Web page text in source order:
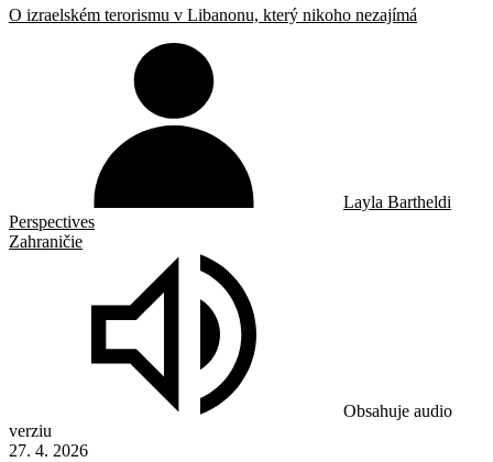
O izraelském terorismu v Libanonu, který nikoho nezajímá
Layla Bartheldi
Perspectives
Zahraničie
Obsahuje audio
verziu
27. 4. 2026